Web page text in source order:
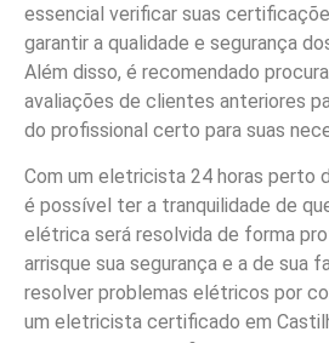
essencial verificar suas
garantir a qualidade e segurança
Além disso, é recomendado
avaliações de clientes anteriores
do profissional certo para suas
Com um eletricista 24 horas perto
é possível ter a tranquilidade de
elétrica será resolvida de forma
arrisque sua segurança e a de sua
resolver problemas elétricos por
um eletricista certificado em